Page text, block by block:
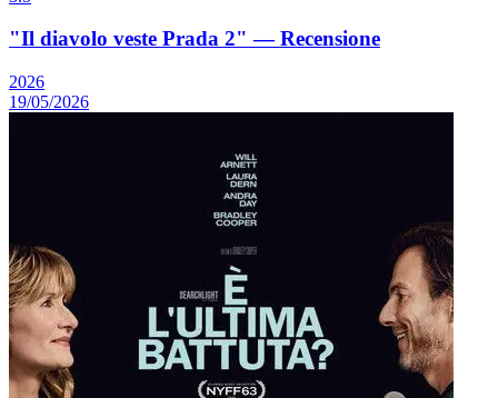
"Il diavolo veste Prada 2" — Recensione
2026
19/05/2026